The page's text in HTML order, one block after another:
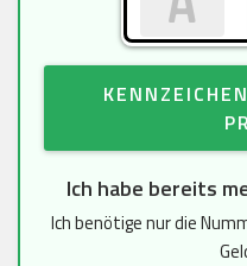
Ich habe bereits
Ich benötige nur die